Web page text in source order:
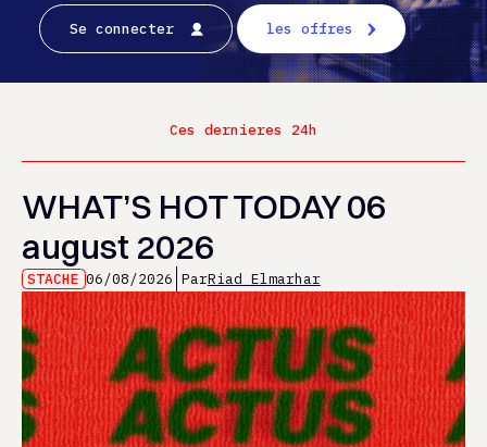
Se connecter les offres
Ces dernieres 24h
WHAT’S HOT TODAY 06
august 2026
STACHE 06/08/2026 ParRiad Elmarhar